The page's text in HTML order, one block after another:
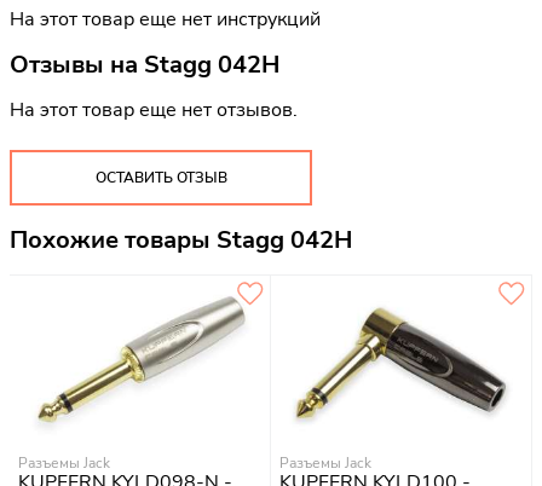
На этот товар еще нет инструкций
Отзывы на Stagg 042H
На этот товар еще нет отзывов.
ОСТАВИТЬ ОТЗЫВ
Похожие товары Stagg 042H
Разъемы Jack Разъемы Jack